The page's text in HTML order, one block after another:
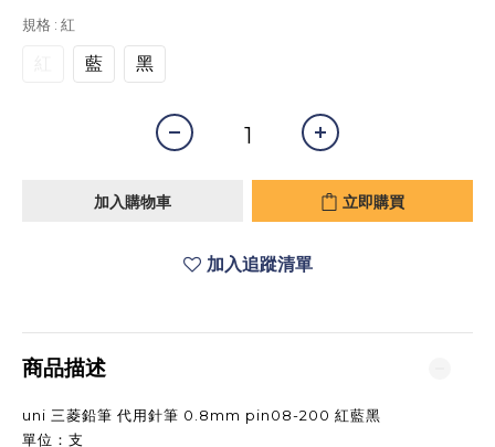
規格 : 紅
藍 黑
加入購物車 立即購買
加入追蹤清單
商品描述
uni 三菱鉛筆 代用針筆 0.8mm pin08-200 紅藍黑
單位：支